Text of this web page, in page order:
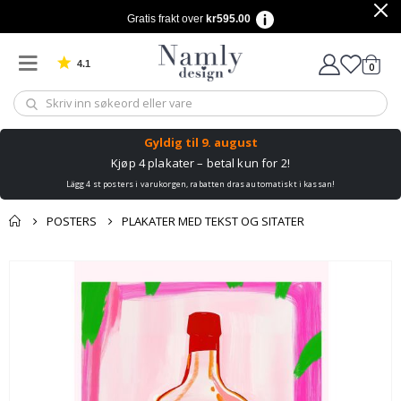
Gratis frakt over kr595.00
4.1 Basert på 1030 stemmer 0varer
Gyldig til 9. august
Kjøp 4 plakater – betal kun for 2!
Lägg 4 st posters i varukorgen, rabatten dras automatiskt i kassan!
POSTERS PLAKATER MED TEKST OG SITATER
produkter